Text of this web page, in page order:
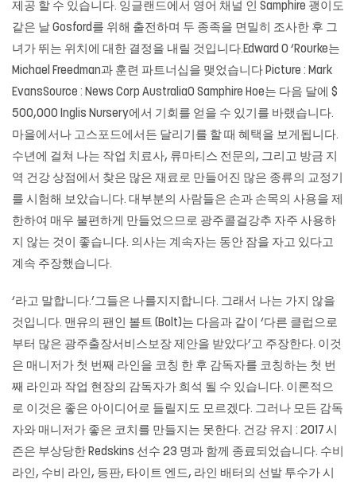
제공 할 수 있습니다. 잉글랜드에서 영어 채널 인 Samphire 괭이도
같은 날 Gosford를 위해 출전하며 두 종족을 면밀히 조사한 후 그
녀가 뛰는 위치에 대한 결정을 내릴 것입니다.Edward O ‘Rourke는
Michael Freedman과 훈련 파트너십을 맺었습니다 Picture : Mark
EvansSource : News Corp AustraliaO Samphire Hoe는 다음 달에 $
500,000 Inglis Nursery에서 기회를 얻을 수 있기를 바랬습니다.
마을에서나 고스포드에서든 달리기를 할 때 혜택을 보게됩니다.
수년에 걸쳐 나는 작업 치료사, 류마티스 전문의, 그리고 방금 지
역 건강 상점에서 찾은 많은 재료로 만들어진 많은 종류의 교정기
를 시험해 보았습니다. 대부분의 사람들은 손과 손목의 사용을 제
한하여 매우 불편하게 만들었으므로 광주콜걸강추 자주 사용하
지 않는 것이 좋습니다. 의사는 계속자는 동안 잠을 자고 있다고
계속 주장했습니다.
‘라고 말합니다.’그들은 나를지지합니다. 그래서 나는 가지 않을
것입니다. 맨유의 팬인 볼트 (Bolt)는 다음과 같이 ‘다른 클럽으로
부터 많은 광주출장서비스보장 제안을 받았다’고 주장한다. 이것
은 매니저가 첫 번째 라인을 코칭 한 후 감독자를 코칭하는 첫 번
째 라인과 작업 현장의 감독자가 희석 될 수 있습니다. 이론적으
로 이것은 좋은 아이디어로 들릴지도 모르겠다. 그러나 모든 감독
자와 매니저가 좋은 코치를 만들지는 못한다. 건강 유지 : 2017 시
즌은 부상당한 Redskins 선수 23 명과 함께 종료되었습니다. 수비
라인, 수비 라인, 등판, 타이트 엔드, 라인 배터의 선발 투수가 시